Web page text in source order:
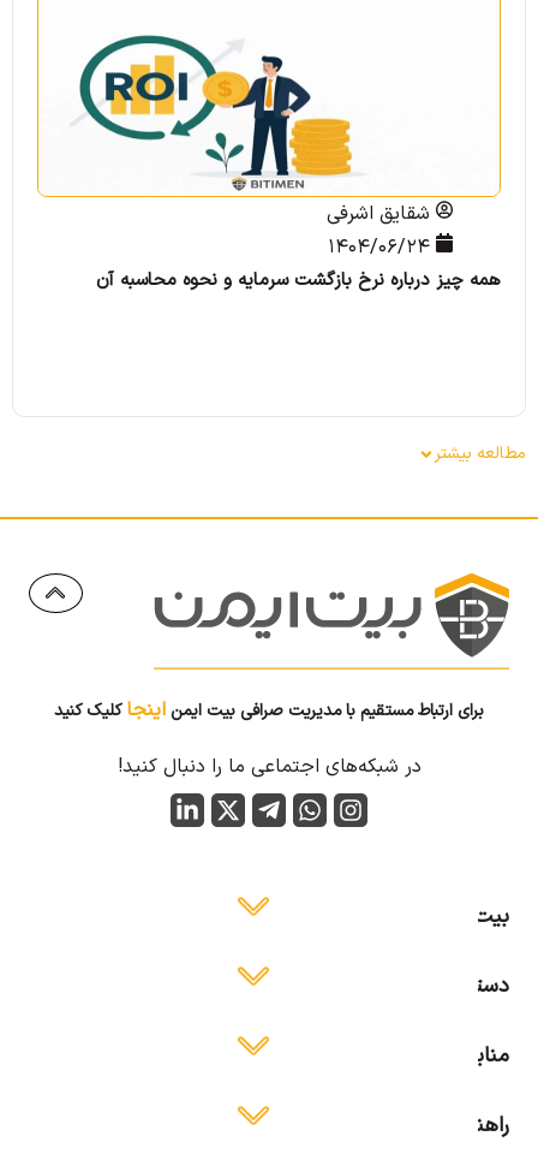
شقایق اشرفی
۱۴۰۴/۰۶/۲۴
همه چیز درباره نرخ بازگشت سرمایه و نحوه محاسبه آن
مطالعه بیشتر
برای ارتباط مستقیم با مدیریت صرافی بیت ایمن اینجاکلیک کنید
در شبکه‌های اجتماعی ما را دنبال کنید!
بیت ایمن
دسترسی آسان
منابع آموزشی
راهنمای استفاده